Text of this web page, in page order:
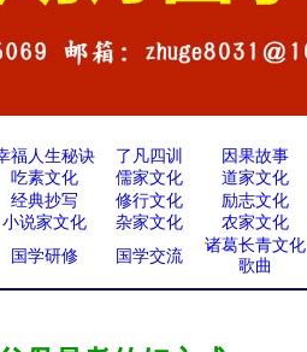
福人生秘诀 了凡四训 因果故事
吃素文化 儒家文化 道家文化
经典抄写 修行文化 励志文化
小说家文化 杂家文化 农家文化
国学研修 国学交流
诸葛长青文化
歌曲